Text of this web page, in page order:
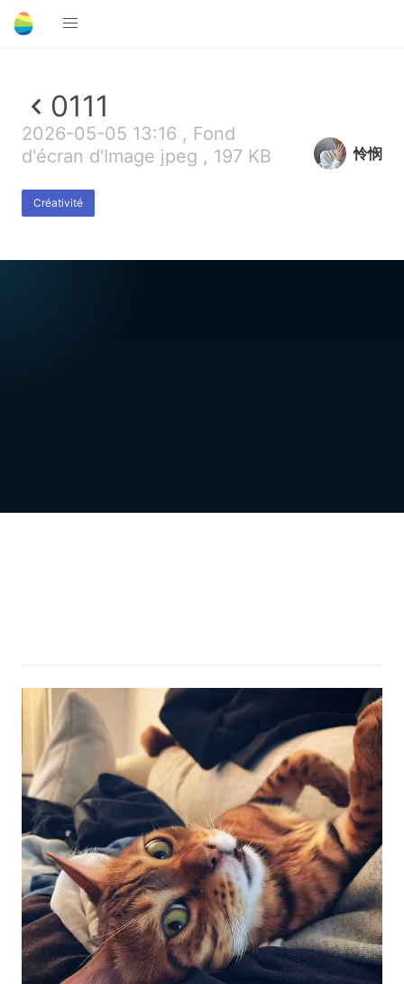
0111
2026-05-05 13:16 , Fond
d'écran d'Image jpeg , 197 KB
Créativité
怜悯